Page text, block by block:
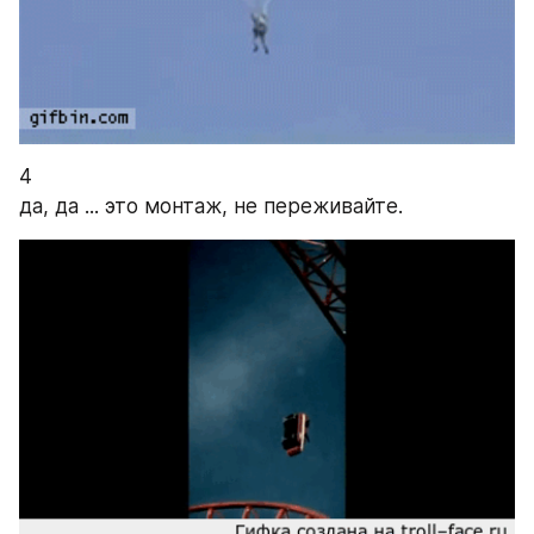
4
да, да ... это монтаж, не переживайте.